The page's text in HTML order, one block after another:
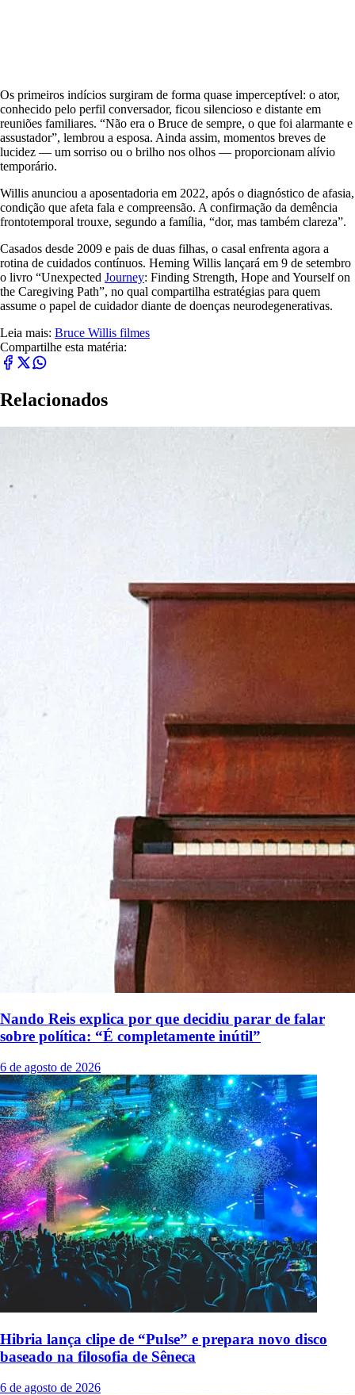
Os primeiros indícios surgiram de forma quase imperceptível: o ator,
conhecido pelo perfil conversador, ficou silencioso e distante em
reuniões familiares. “Não era o Bruce de sempre, o que foi alarmante e
assustador”, lembrou a esposa. Ainda assim, momentos breves de
lucidez — um sorriso ou o brilho nos olhos — proporcionam alívio
temporário.
Willis anunciou a aposentadoria em 2022, após o diagnóstico de afasia,
condição que afeta fala e compreensão. A confirmação da demência
frontotemporal trouxe, segundo a família, “dor, mas também clareza”.
Casados desde 2009 e pais de duas filhas, o casal enfrenta agora a
rotina de cuidados contínuos. Heming Willis lançará em 9 de setembro
o livro “Unexpected Journey: Finding Strength, Hope and Yourself on
the Caregiving Path”, no qual compartilha estratégias para quem
assume o papel de cuidador diante de doenças neurodegenerativas.
Leia mais: Bruce Willis filmes
Compartilhe esta matéria:
Relacionados
Nando Reis explica por que decidiu parar de falar
sobre política: “É completamente inútil”
6 de agosto de 2026
Hibria lança clipe de “Pulse” e prepara novo disco
baseado na filosofia de Sêneca
6 de agosto de 2026